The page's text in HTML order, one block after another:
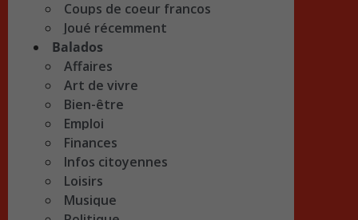
Coups de coeur francos
Joué récemment
Balados
Affaires
Art de vivre
Bien-être
Emploi
Finances
Infos citoyennes
Loisirs
Musique